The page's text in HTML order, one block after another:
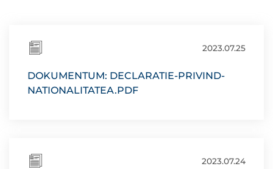
2023.07.25
DOKUMENTUM: DECLARATIE-PRIVIND-
NATIONALITATEA.PDF
2023.07.24